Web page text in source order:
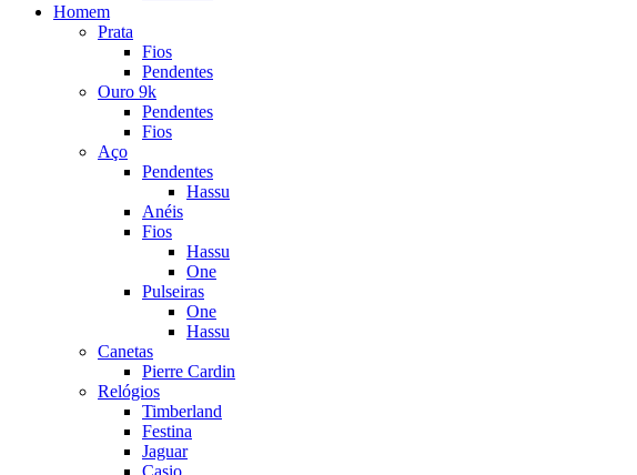
Homem
Prata
Fios
Pendentes
Ouro 9k
Pendentes
Fios
Aço
Pendentes
Hassu
Anéis
Fios
Hassu
One
Pulseiras
One
Hassu
Canetas
Pierre Cardin
Relógios
Timberland
Festina
Jaguar
Casio